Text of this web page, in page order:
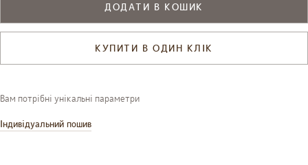
ДОДАТИ В КОШИК
КУПИТИ В ОДИН КЛІК
Вам потрібні унікальні параметри
Індивідуальний пошив